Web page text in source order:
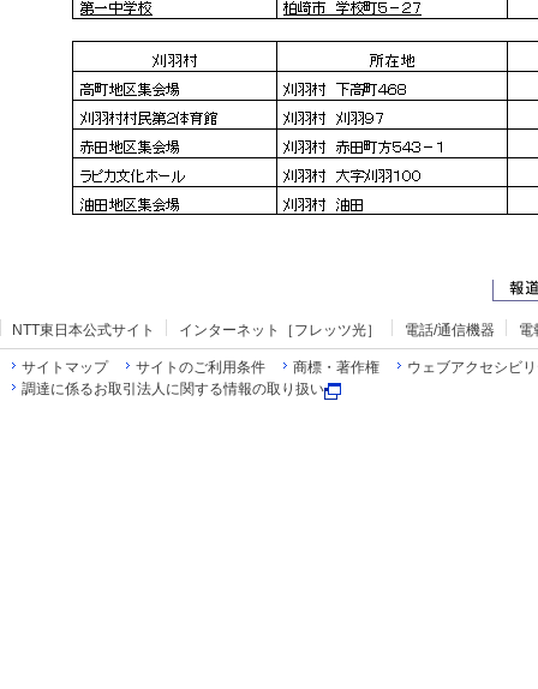
NTT東日本公式サイト インターネット［フレッツ光］ 電話/通信機器 電
サイトマップ サイトのご利用条件 商標・著作権
ウェブアクセシビ
調達に係るお取引法人に関する情報の取り扱い